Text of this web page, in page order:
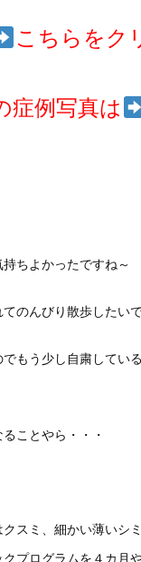
こちらをク
症例写真は
ちよかったですね～
のんびり散歩したいで
もう少し自粛してい
ことやら・・・
スミ、細かい薄いシ
プログラムを４カ月